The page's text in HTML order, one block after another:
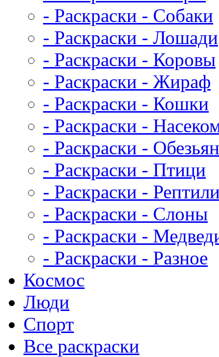
- Раскраски - Собаки
- Раскраски - Лошади
- Раскраски - Коровы
- Раскраски - Жираф
- Раскраски - Кошки
- Раскраски -
- Раскраски -
- Раскраски - Птици
- Раскраски -
- Раскраски - Слоны
- Раскраски -
- Раскраски - Разное
Космос
Люди
Спорт
Все раскраски